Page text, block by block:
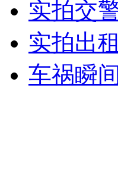
安徽一实载49人客车
实拍交
实拍出
车祸瞬